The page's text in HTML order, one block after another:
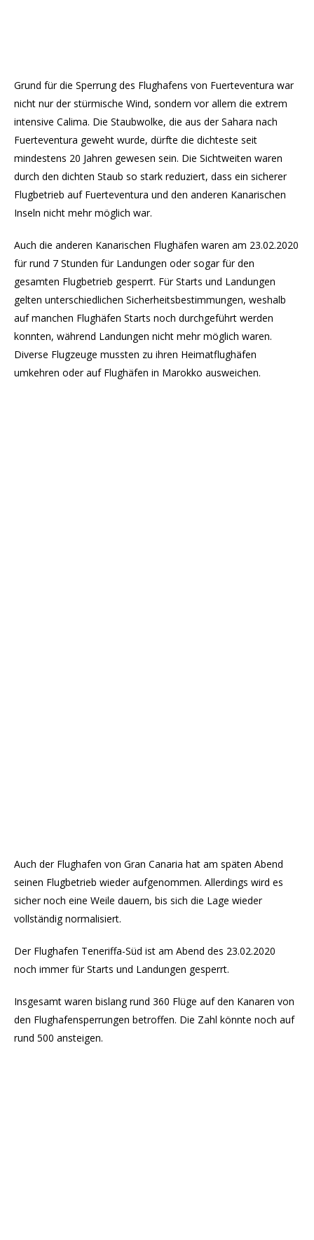
Grund für die Sperrung des Flughafens von Fuerteventura war
nicht nur der stürmische Wind, sondern vor allem die extrem
intensive Calima. Die Staubwolke, die aus der Sahara nach
Fuerteventura geweht wurde, dürfte die dichteste seit
mindestens 20 Jahren gewesen sein. Die Sichtweiten waren
durch den dichten Staub so stark reduziert, dass ein sicherer
Flugbetrieb auf Fuerteventura und den anderen Kanarischen
Inseln nicht mehr möglich war.
Auch die anderen Kanarischen Flughäfen waren am 23.02.2020
für rund 7 Stunden für Landungen oder sogar für den
gesamten Flugbetrieb gesperrt. Für Starts und Landungen
gelten unterschiedlichen Sicherheitsbestimmungen, weshalb
auf manchen Flughäfen Starts noch durchgeführt werden
konnten, während Landungen nicht mehr möglich waren.
Diverse Flugzeuge mussten zu ihren Heimatflughäfen
umkehren oder auf Flughäfen in Marokko ausweichen.
Auch der Flughafen von Gran Canaria hat am späten Abend
seinen Flugbetrieb wieder aufgenommen. Allerdings wird es
sicher noch eine Weile dauern, bis sich die Lage wieder
vollständig normalisiert.
Der Flughafen Teneriffa-Süd ist am Abend des 23.02.2020
noch immer für Starts und Landungen gesperrt.
Insgesamt waren bislang rund 360 Flüge auf den Kanaren von
den Flughafensperrungen betroffen. Die Zahl könnte noch auf
rund 500 ansteigen.